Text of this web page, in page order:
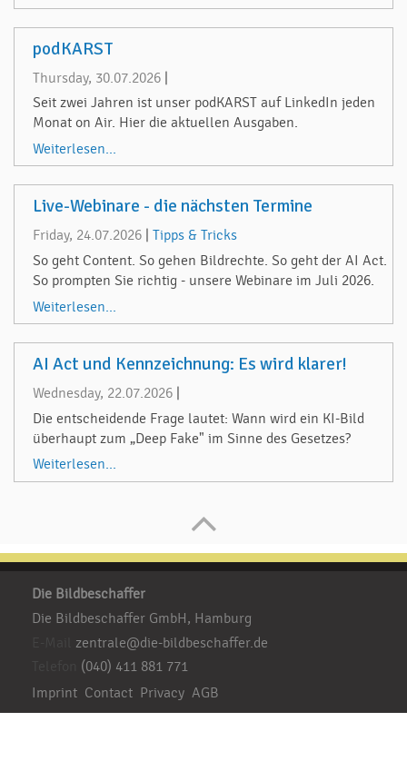
podKARST
Thursday, 30.07.2026
Seit zwei Jahren ist unser podKARST auf LinkedIn jeden
Monat on Air. Hier die aktuellen Ausgaben.
Weiterlesen...
Live-Webinare - die nächsten Termine
Friday, 24.07.2026
Tipps & Tricks
So geht Content. So gehen Bildrechte. So geht der AI Act.
So prompten Sie richtig - unsere Webinare im Juli 2026.
Weiterlesen...
AI Act und Kennzeichnung: Es wird klarer!
Wednesday, 22.07.2026
Die entscheidende Frage lautet: Wann wird ein KI-Bild
überhaupt zum „Deep Fake" im Sinne des Gesetzes?
Weiterlesen...
Die Bildbeschaffer
Die Bildbeschaffer GmbH, Hamburg
zentrale@die-bildbeschaffer.de
(040) 411 881 771
Imprint Contact Privacy AGB